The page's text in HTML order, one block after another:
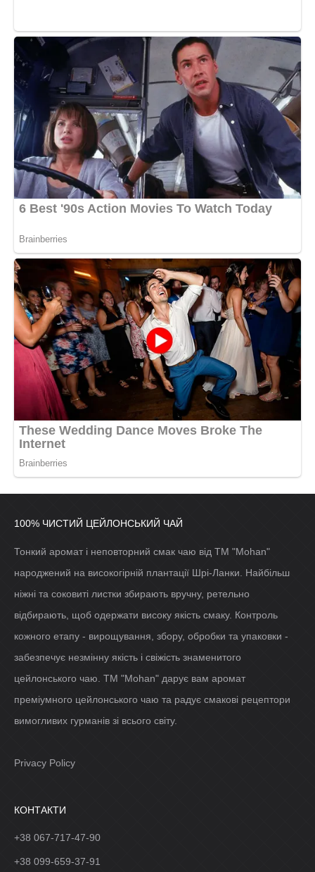
100% ЧИСТИЙ ЦЕЙЛОНСЬКИЙ ЧАЙ
Тонкий аромат і неповторний смак чаю від ТМ "Mohan"
народжений на високогірній плантації Шрі-Ланки. Найбільш
ніжні та соковиті листки збирають вручну, ретельно
відбирають, щоб одержати високу якість смаку. Контроль
кожного етапу - вирощування, збору, обробки та упаковки -
забезпечує незмінну якість і свіжість знаменитого
цейлонського чаю. ТМ "Mohan" дарує вам аромат
преміумного цейлонського чаю та радує смакові рецептори
вимогливих гурманів зі всього світу.
Privacy Policy
КОНТАКТИ
+38 067-717-47-90
+38 099-659-37-91